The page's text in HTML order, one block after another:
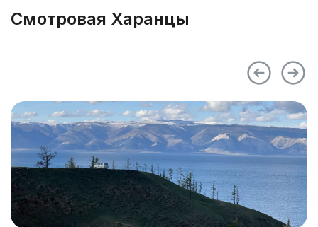
Super sale
Условия аренды
О компании
Контакты
Смотровая Харанцы